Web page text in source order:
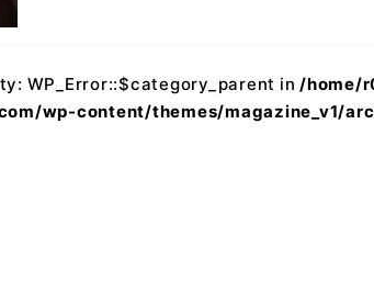
WP_Error::$category_parent in /home/
wp-content/themes/magazine_v1/